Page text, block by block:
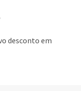
desconto em